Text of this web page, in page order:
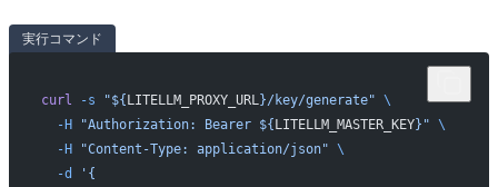
実行コマンド
curl -s "${LITELLM_PROXY_URL }/key/generate" \
  -H
"Authorization: Bearer ${LITELLM_MASTER_KEY}" \
  -H
"Content-Type: application/json" \
  -d
'{